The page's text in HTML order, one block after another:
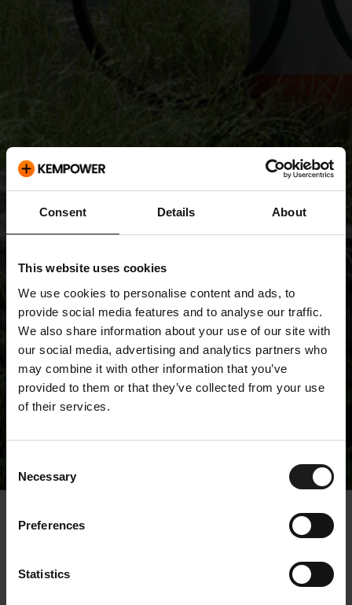
Consent Details About
This website uses cookies
We use cookies to personalise content and ads, to
provide social media features and to analyse our traffic.
We also share information about your use of our site with
our social media, advertising and analytics partners who
may combine it with other information that you’ve
provided to them or that they’ve collected from your use
of their services.
Selection
Necessary
Preferences
Statistics
Tiedotteet
« Tiedotteet
Kempower ja DLL tuovat
markkinoille